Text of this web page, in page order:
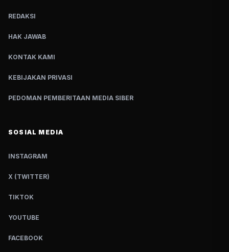
REDAKSI
HAK JAWAB
KONTAK KAMI
KEBIJAKAN PRIVASI
PEDOMAN PEMBERITAAN MEDIA SIBER
SOSIAL MEDIA
INSTAGRAM
X (TWITTER)
TIKTOK
YOUTUBE
FACEBOOK